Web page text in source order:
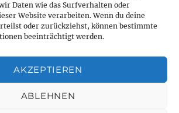
Daten wie das Surfverhalten oder
Website verarbeiten. Wenn du deine
oder zurückziehst, können bestimmte
beeinträchtigt werden.
AKZEPTIEREN
ABLEHNEN